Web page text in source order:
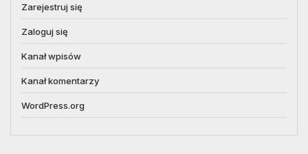
Zarejestruj się
Zaloguj się
Kanał wpisów
Kanał komentarzy
WordPress.org